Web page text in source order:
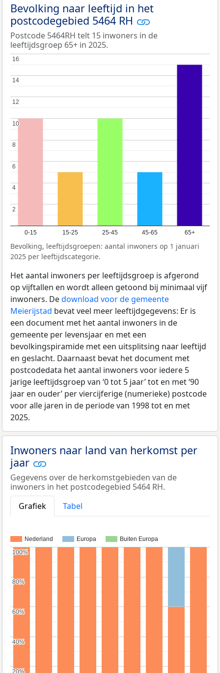
Bevolking naar leeftijd in het
postcodegebied 5464 RH
Postcode 5464RH telt 15 inwoners in de
leeftijdsgroep 65+ in 2025.
0-15 15-25 25-45 45-65 65+
2
2
4
4
6
6
8
8
10
10
12
12
14
14
16
16
Bevolking, leeftijdsgroepen: aantal inwoners op 1 januari
2025 per leeftijdscategorie.
Het aantal inwoners per leeftijdsgroep is afgerond
op vijftallen en wordt alleen getoond bij minimaal vijf
inwoners. Dedownload voor de gemeente
Meierijstad bevat veel meer leeftijdgegevens: Er is
een document met het aantal inwoners in de
gemeente per levensjaar en met een
bevolkingspiramide met een uitsplitsing naar leeftijd
en geslacht. Daarnaast bevat het document met
postcodedata het aantal inwoners voor iedere 5
jarige leeftijdsgroep van ‘0 tot 5 jaar’ tot en met ‘90
jaar en ouder’ per viercijferige (numerieke) postcode
voor alle jaren in de periode van 1998 tot en met
2025.
Inwoners naar land van herkomst per
jaar
Gegevens over de herkomstgebieden van de
inwoners in het postcodegebied 5464 RH.
Grafiek
Tabel
Nederland Europa Buiten Europa
40%
40%
60%
60%
80%
80%
100%
100%